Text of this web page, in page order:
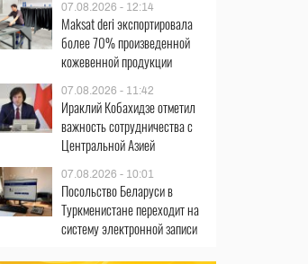
07.08.2026 - 12:14
Maksat deri экспортировала
более 70% произведенной
кожевенной продукции
07.08.2026 - 11:42
Ираклий Кобахидзе отметил
важность сотрудничества с
Центральной Азией
07.08.2026 - 10:01
Посольство Беларуси в
Туркменистане переходит на
систему электронной записи